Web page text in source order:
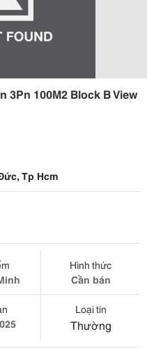
3Pn 100M2 Block B View
Tp Hcm
Hình thức
Cần bán
Loại tin
Thường